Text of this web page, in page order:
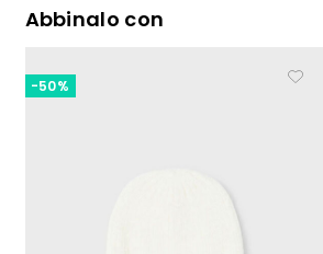
Abbinalo con
-50%